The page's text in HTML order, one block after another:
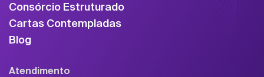
Consórcio Estruturado
Cartas Contempladas
Blog
Atendimento